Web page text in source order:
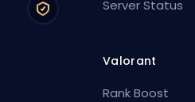
Server Status
Valorant
Rank Boost